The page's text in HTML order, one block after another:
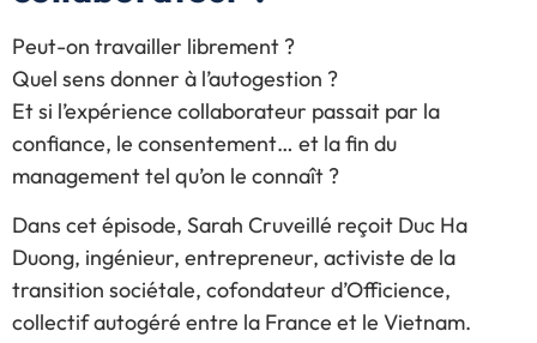
Peut-on travailler librement ?
Quel sens donner à l’autogestion ?
Et si l’expérience collaborateur passait par la
confiance, le consentement… et la fin du
management tel qu’on le connaît ?
Dans cet épisode, Sarah Cruveillé reçoit Duc Ha
Duong, ingénieur, entrepreneur, activiste de la
transition sociétale, cofondateur d’Officience,
collectif autogéré entre la France et le Vietnam.